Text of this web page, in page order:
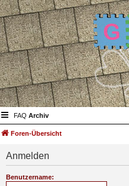
FAQ Archiv
Foren-Übersicht
Anmelden
Benutzername: